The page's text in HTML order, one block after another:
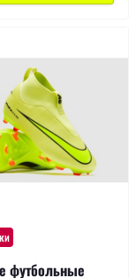
футбольные